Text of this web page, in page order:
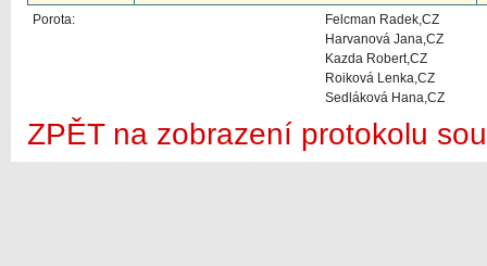
Porota:
Felcman Radek,CZ
Harvanová Jana,CZ
Kazda Robert,CZ
Roiková Lenka,CZ
Sedláková Hana,CZ
ZPĚT na zobrazení protokolu